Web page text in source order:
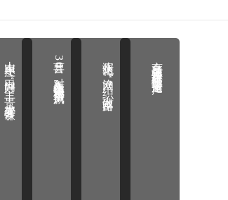
山东枣庄：田间好“丰”景 小麦喜开镰 曹县30对新人集体领证树婚俗新风 滨州沾化：渔网“织”出致富路 京台高速黄河特大桥主桥铺装接近尾声